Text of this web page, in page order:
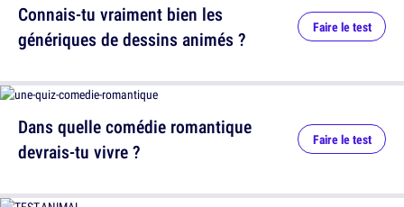
Connais-tu vraiment bien les
génériques de dessins animés ?
Faire le test
Dans quelle comédie romantique
devrais-tu vivre ?
Faire le test